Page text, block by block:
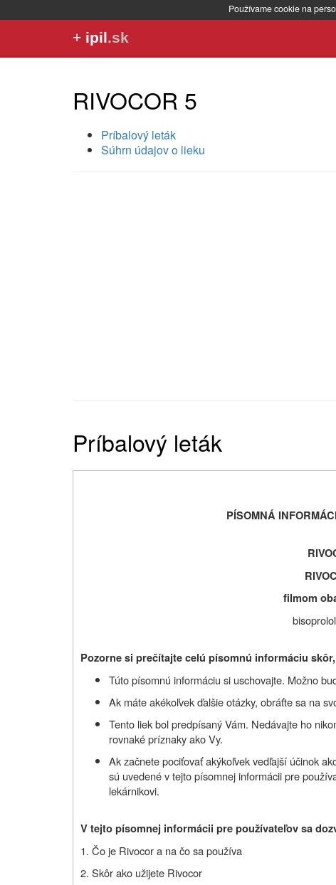
Používame cookie na
+ ipil.sk
RIVOCOR 5
Príbalový leták
Súhrn údajov o lieku
Príbalový leták
PÍSOMNÁ
filmom
Pozorne si prečítajte celú písomnú informáciu
Túto písomnú informáciu si uschovajte. Možno
Ak máte akékoľvek ďalšie otázky, obráťte sa na
Tento liek bol predpísaný Vám. Nedávajte ho
rovnaké príznaky ako Vy.
Ak začnete pociťovať akýkoľvek vedľajší účinok
sú uvedené v tejto písomnej informácii pre
lekárnikovi.
V tejto písomnej informácii pre používateľov sa
1. Čo je Rivocor a na čo sa používa
2. Skôr ako užijete Rivocor